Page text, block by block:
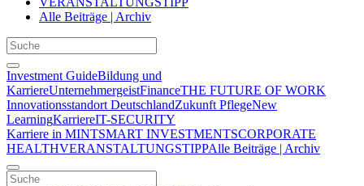
Alle Beiträge | Archiv
Investment GuideBildung und
KarriereUnternehmergeistFinanceTHE FUTURE OF WORK
Innovationsstandort DeutschlandZukunft PflegeNew
LearningKarriereIT-SECURITY
Karriere in MINTSMART INVESTMENTSCORPORATE
HEALTHVERANSTALTUNGSTIPPAlle Beiträge | Archiv